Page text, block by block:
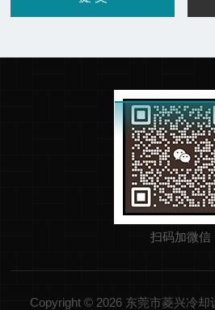
扫码加微信
Copyright © 2026 东莞市菱兴冷